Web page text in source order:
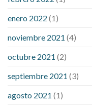
enero 2022 (1)
noviembre 2021 (4)
octubre 2021 (2)
septiembre 2021 (3)
agosto 2021 (1)